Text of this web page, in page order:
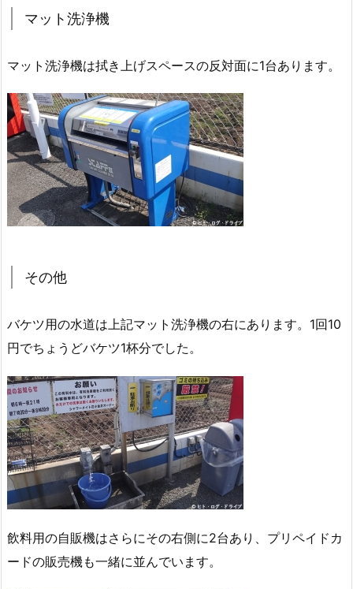
マット洗浄機
マット洗浄機は拭き上げスペースの反対面に1台あります。
その他
バケツ用の水道は上記マット洗浄機の右にあります。1回10
円でちょうどバケツ1杯分でした。
飲料用の自販機はさらにその右側に2台あり、プリペイドカ
ードの販売機も一緒に並んでいます。